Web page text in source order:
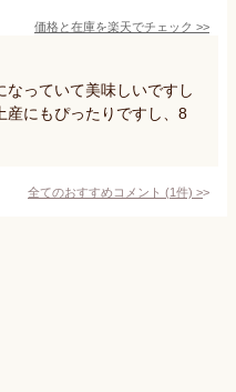
価格と在庫を楽天でチェック >>
っていて美味しいですし
産にもぴったりですし、8
全てのおすすめコメント (1件) >